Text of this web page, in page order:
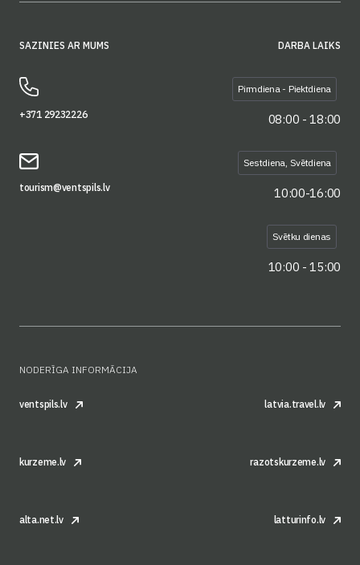
SAZINIES AR MUMS
+371 29232226
tourism@ventspils.lv
DARBA LAIKS
Pirmdiena - Piektdiena
08:00 - 18:00
Sestdiena, Svētdiena
10:00-16:00
Svētku dienas
10:00 - 15:00
NODERĪGA INFORMĀCIJA
ventspils.lv latvia.travel.lv
kurzeme.lv razotskurzeme.lv
alta.net.lv latturinfo.lv